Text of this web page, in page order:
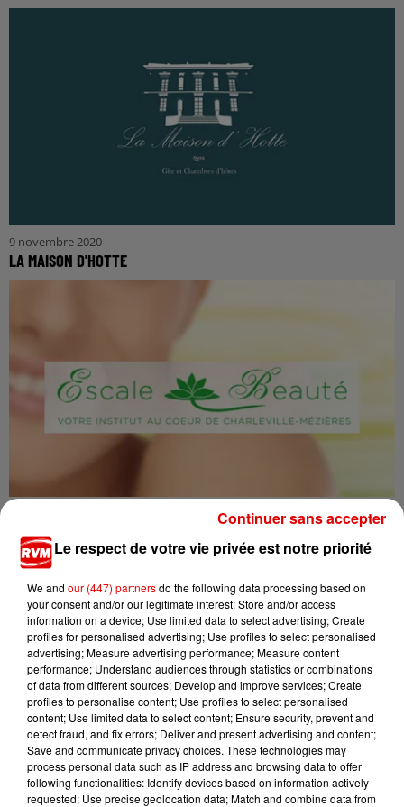
9 novembre 2020
LA MAISON D'HOTTE
INSTITUT ESCALE BEAUTÉ
6 novembre 2020
Le respect de votre vie privée est notre priorité
We and our (447) partnersdo the following data processing based on
your consent and/or our legitimate interest: Store and/or access
information on a device; Use limited data to select advertising; Create
profiles for personalised advertising; Use profiles to select personalised
advertising; Measure advertising performance; Measure content
performance; Understand audiences through statistics or combinations
of data from different sources; Develop and improve services; Create
profiles to personalise content; Use profiles to select personalised
content; Use limited data to select content; Ensure security, prevent and
detect fraud, and fix errors; Deliver and present advertising and content;
Save and communicate privacy choices. These technologies may
process personal data such as IP address and browsing data to offer
following functionalities: Identify devices based on information actively
requested; Use precise geolocation data; Match and combine data from
Continuer sans accepter